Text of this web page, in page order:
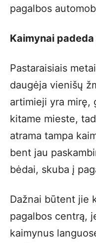
pagalbos
Kaimynai
Pastaraisiais
daugėja vienišų
artimieji yra mirę,
kitame mieste,
atrama tampa
bent jau
bėdai, skuba į
Dažnai būtent jie
pagalbos centrą,
kaimynus